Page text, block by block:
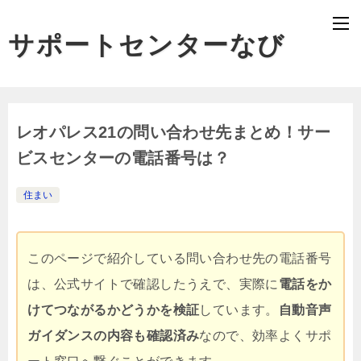
サポートセンターなび
レオパレス21の問い合わせ先まとめ！サー
ビスセンターの電話番号は？
住まい
このページで紹介している問い合わせ先の電話番号
は、公式サイトで確認したうえで、実際に 電話をか
けてつながるかどうかを検証しています。
自動音声
ガイダンスの内容も確認済みなので、効率よくサポ